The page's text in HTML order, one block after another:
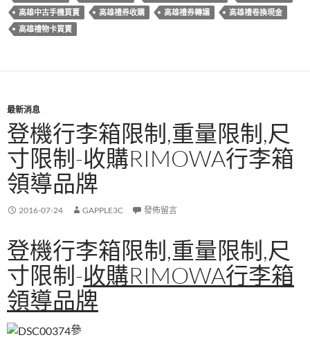
b
k
er
高雄中古手機買賣
高雄禮券收購 高雄禮券轉讓
高雄禮卷換現金
高雄禮物卡買賣
最新消息
登機行李箱限制,重量限制,尺
寸限制-收購RIMOWA行李箱
領導品牌
2016-07-24 GAPPLE3C 發佈留言
登機行李箱限制,重量限制,尺
寸限制-收購RIMOWA行李箱
領導品牌
參